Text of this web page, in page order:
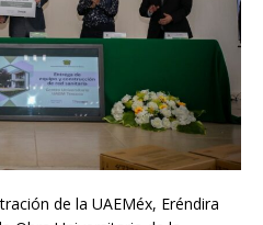
de la UAEMéx, Eréndira